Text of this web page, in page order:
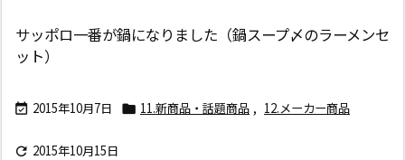
サッポロ一番が鍋になりました（鍋スープ〆のラーメンセ
ット）
 2015年10月7日  11.新商品・話題商品 , 12.メーカー商品
 2015年10月15日